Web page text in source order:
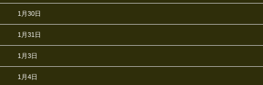
1月30日
1月31日
1月3日
1月4日